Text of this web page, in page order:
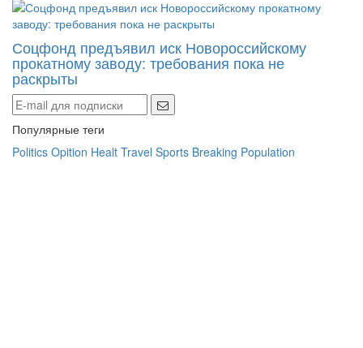
Соцфонд предъявил иск Новороссийскому
прокатному заводу: требования пока не
раскрыты
Популярные теги
Politics Opition Healt Travel Sports Breaking Population